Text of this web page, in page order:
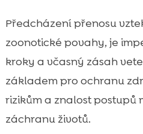
Předcházení přenosu
zoonotické povahy, je
kroky a včasný zásah
základem pro ochranu
rizikům a znalost postupů
záchranu životů.